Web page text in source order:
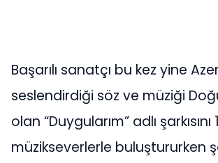
Başarılı sanatçı bu kez yine
seslendirdiği söz ve müziği Doğu
olan “Duygularım” adlı
müzikseverlerle buluştururken